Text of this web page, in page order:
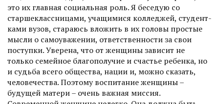
это их главная социальная роль. Я беседую со
старшеклассницами, учащимися колледжей, студент­
ками вузов, стараюсь вложить в их головы простые
мысли о само­уважении, ответственности за свои
поступки. Уверена, что от женщины зависит не
только семейное благополучие и счастье ребенка, но
и судьба всего общества, нации и, можно сказать,
человечества. Поэтому воспитание женщины –
будущей матери – очень важная миссия.